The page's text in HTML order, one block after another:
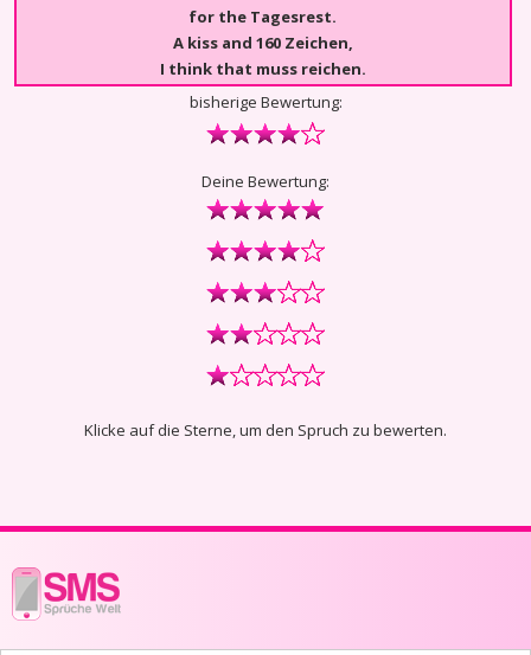
for the Tagesrest.
A kiss and 160 Zeichen,
I think that muss reichen.
bisherige Bewertung:
Deine Bewertung:
Klicke auf die Sterne, um den Spruch zu bewerten.